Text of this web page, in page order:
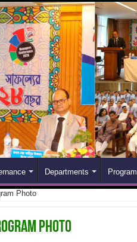
Departments Program
Photo
Photo